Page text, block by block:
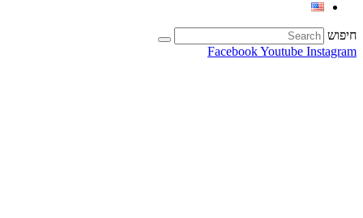
חיפוש
FacebookYoutube Instagram